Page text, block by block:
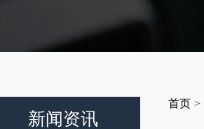
新闻资讯
首页 >